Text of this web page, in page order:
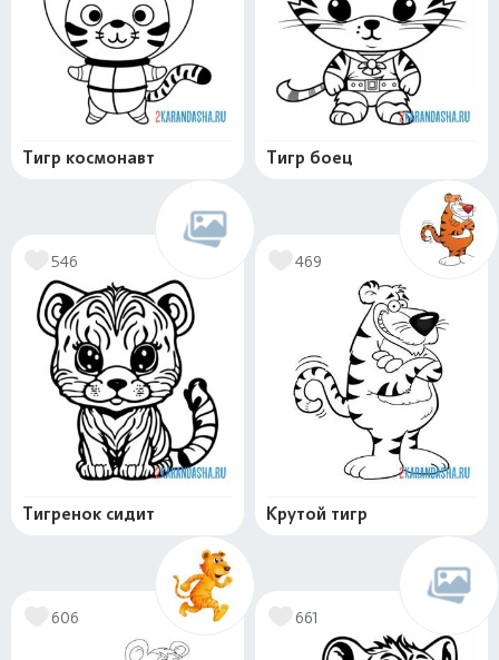
Тигр космонавт Тигр боец
546
Тигренок сидит
469
Крутой тигр
606 661